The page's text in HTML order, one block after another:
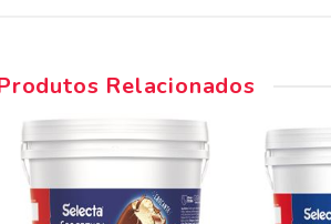
Relacionados